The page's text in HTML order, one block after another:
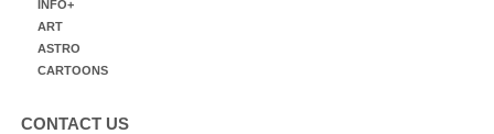
INFO+
ART
ASTRO
CARTOONS
CONTACT US